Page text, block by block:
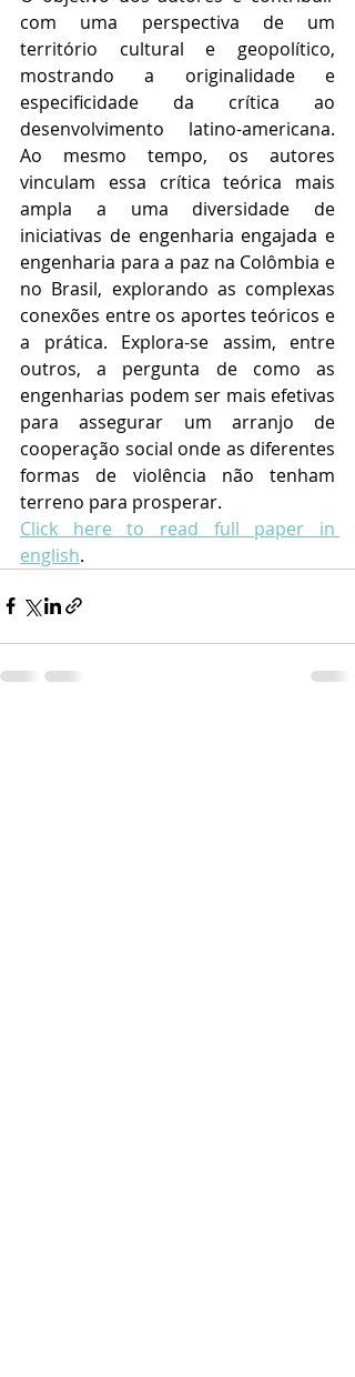
com uma perspectiva de um
território cultural e geopolítico,
mostrando a originalidade e
especificidade da crítica ao
desenvolvimento latino-americana.
Ao mesmo tempo, os autores
vinculam essa crítica teórica mais
ampla a uma diversidade de
iniciativas de engenharia engajada e
engenharia para a paz na Colômbia e
no Brasil, explorando as complexas
conexões entre os aportes teóricos e
a prática. Explora-se assim, entre
outros, a pergunta de como as
engenharias podem ser mais efetivas
para assegurar um arranjo de
cooperação social onde as diferentes
formas de violência não tenham
terreno para prosperar.
Click here to read full paper in
english.